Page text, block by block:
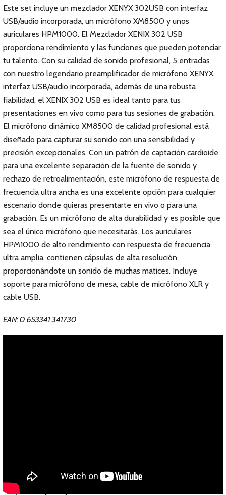
Este set incluye un mezclador XENYX 302USB con interfaz
USB/audio incorporada, un micrófono XM8500 y unos
auriculares HPM1000. El Mezclador XENIX 302 USB
proporciona rendimiento y las funciones que pueden potenciar
tu talento. Con su calidad de sonido profesional, 5 entradas
con nuestro legendario preamplificador de micrófono XENYX,
interfaz USB/audio incorporada, además de una robusta
fiabilidad, el XENIX 302 USB es ideal tanto para tus
presentaciones en vivo como para tus sesiones de grabación.
El micrófono dinámico XM8500 de calidad profesional está
diseñado para capturar su sonido con una sensibilidad y
precisión excepcionales. Con un patrón de captación cardioide
para una excelente separación de la fuente de sonido y
rechazo de retroalimentación, este micrófono de respuesta de
frecuencia ultra ancha es una excelente opción para cualquier
escenario donde quieras presentarte en vivo o para una
grabación. Es un micrófono de alta durabilidad y es posible que
sea el único micrófono que necesitarás. Los auriculares
HPM1000 de alto rendimiento con respuesta de frecuencia
ultra amplia, contienen cápsulas de alta resolución
proporcionándote un sonido de muchas matices. Incluye
soporte para micrófono de mesa, cable de micrófono XLR y
cable USB.
EAN: 0 653341 341730